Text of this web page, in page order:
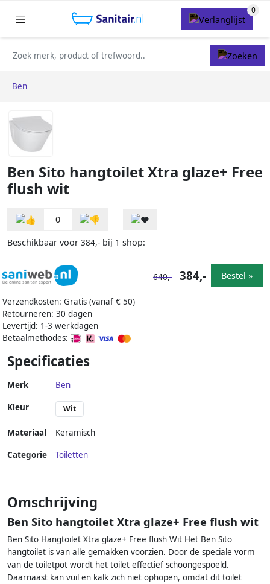
Ben
Ben Sito hangtoilet Xtra glaze+ Free
flush wit
0
Beschikbaar voor 384,- bij 1 shop:
Verzendkosten: Gratis (vanaf € 50)
Retourneren: 30 dagen
Levertijd: 1-3 werkdagen
Betaalmethodes:
640,- 384,- Bestel »
Specificaties
Merk Ben
Kleur Wit
Materiaal Keramisch
Categorie Toiletten
Omschrijving
Ben Sito hangtoilet Xtra glaze+ Free flush wit
Ben Sito Hangtoilet Xtra glaze+ Free flush Wit Het Ben Sito
hangtoilet is van alle gemakken voorzien. Door de speciale vorm
van de toiletpot wordt het toilet effectief schoongespoeld.
Daarnaast kan vuil en kalk zich niet ophopen, omdat dit toilet